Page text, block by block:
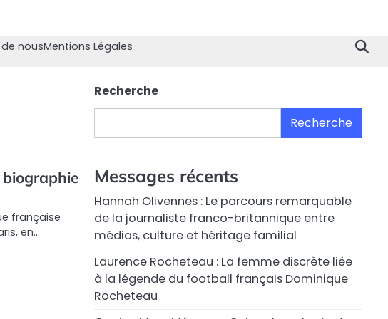
nousMentions Légales
biographie
française
en…
Recherche
Recherche
Messages récents
Hannah Olivennes : Le parcours remarquable
de la journaliste franco-britannique entre
médias, culture et héritage familial
Laurence Rocheteau : La femme discrète liée
à la légende du football français Dominique
Rocheteau